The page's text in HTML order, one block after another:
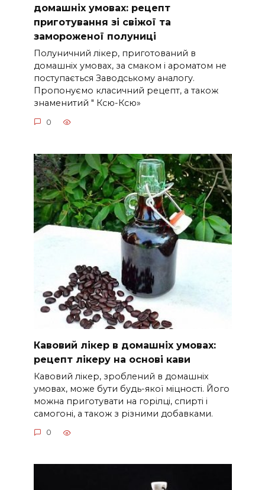
домашніх умовах: рецепт
приготування зі свіжої та
замороженої полуниці
Полуничний лікер, приготований в
домашніх умовах, за смаком і ароматом не
поступається Заводському аналогу.
Пропонуємо класичний рецепт, а також
знаменитий " Ксю-Ксю»
0
Кавовий лікер в домашніх умовах:
рецепт лікеру на основі кави
Кавовий лікер, зроблений в домашніх
умовах, може бути будь-якої міцності. Його
можна приготувати на горілці, спирті і
самогоні, а також з різними добавками.
0